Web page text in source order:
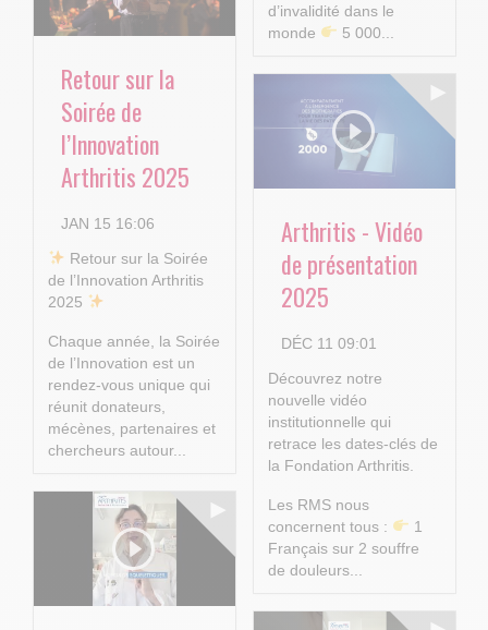
d’invalidité dans le
monde
5 000...
Retour sur la
Soirée de
l’Innovation
Arthritis 2025
JAN 15 16:06
​ Retour sur la Soirée
de l’Innovation Arthritis
2025
Chaque année, la Soirée
de l’Innovation est un
rendez-vous unique qui
réunit donateurs,
mécènes, partenaires et
chercheurs autour...
Arthritis - Vidéo
de présentation
2025
DÉC 11 09:01
Découvrez notre
nouvelle vidéo
institutionnelle qui
retrace les dates-clés de
la Fondation Arthritis.
Les RMS nous
concernent tous :
1
Français sur 2 souffre
de douleurs...